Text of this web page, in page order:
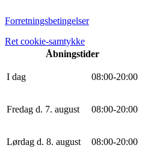
Forretningsbetingelser
Ret cookie-samtykke
Åbningstider
I dag 08:00-20:00
Fredag d. 7. august 08:00-20:00
Lørdag d. 8. august 08:00-20:00